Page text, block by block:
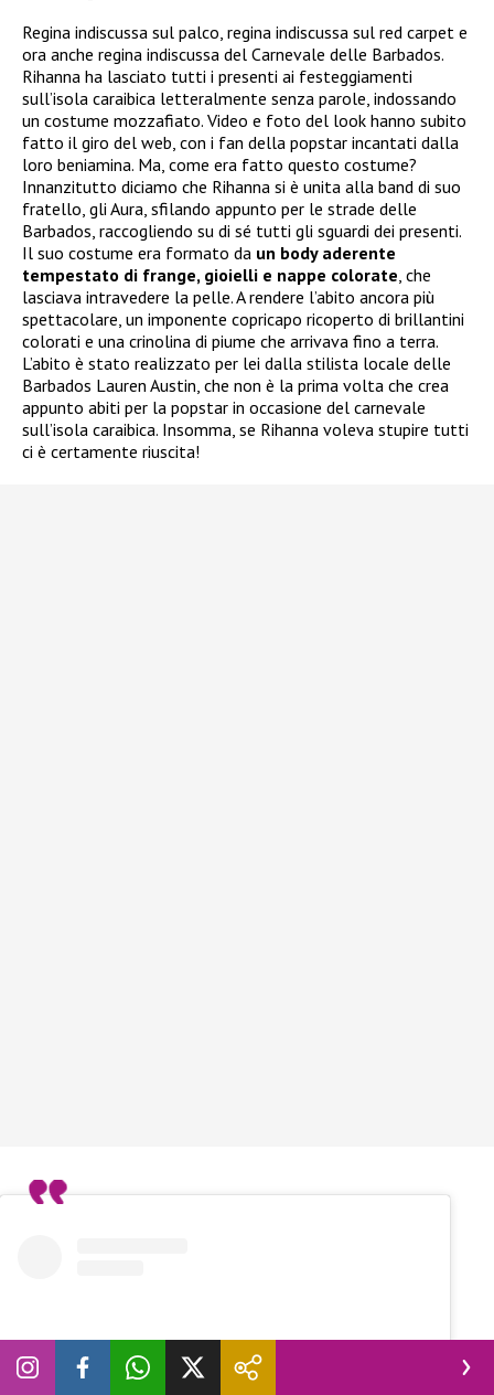
Regina indiscussa sul palco, regina indiscussa sul red carpet e
ora anche regina indiscussa del Carnevale delle Barbados.
Rihanna ha lasciato tutti i presenti ai festeggiamenti
sull’isola caraibica letteralmente senza parole, indossando
un costume mozzafiato. Video e foto del look hanno subito
fatto il giro del web, con i fan della popstar incantati dalla
loro beniamina. Ma, come era fatto questo costume?
Innanzitutto diciamo che Rihanna si è unita alla band di suo
fratello, gli Aura, sfilando appunto per le strade delle
Barbados, raccogliendo su di sé tutti gli sguardi dei presenti.
Il suo costume era formato da un body aderente
tempestato di frange, gioielli e nappe colorate , che
lasciava intravedere la pelle. A rendere l’abito ancora più
spettacolare, un imponente copricapo ricoperto di brillantini
colorati e una crinolina di piume che arrivava fino a terra.
L’abito è stato realizzato per lei dalla stilista locale delle
Barbados Lauren Austin, che non è la prima volta che crea
appunto abiti per la popstar in occasione del carnevale
sull’isola caraibica. Insomma, se Rihanna voleva stupire tutti
ci è certamente riuscita!